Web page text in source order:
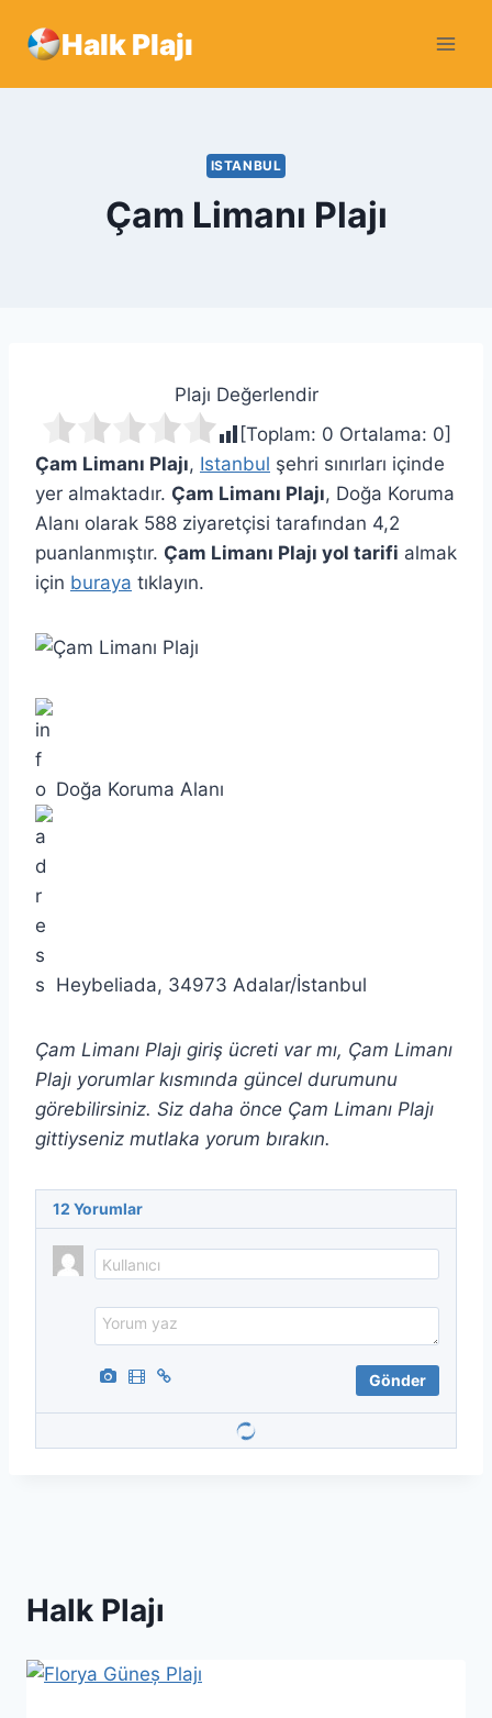
Halk Plajı
ISTANBUL
Çam Limanı Plajı
Plajı Değerlendir
[Toplam: 0 Ortalama: 0]
Çam Limanı Plajı, Istanbul şehri sınırları içinde
yer almaktadır. Çam Limanı Plajı, Doğa Koruma
Alanı olarak 588 ziyaretçisi tarafından 4,2
puanlanmıştır. Çam Limanı Plajı yol tarifi almak
için buraya tıklayın.
Doğa Koruma Alanı
Heybeliada, 34973 Adalar/İstanbul
Çam Limanı Plajı giriş ücreti var mı, Çam Limanı
Plajı yorumlar kısmında güncel durumunu
görebilirsiniz. Siz daha önce Çam Limanı Plajı
gittiyseniz mutlaka yorum bırakın.
12 Yorumlar
Halk Plajı